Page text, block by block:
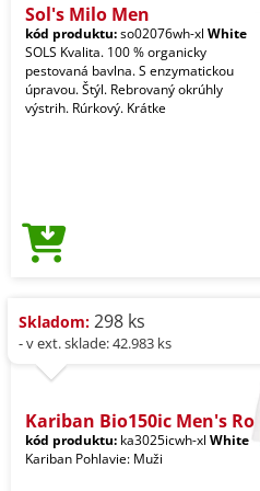
Sol's Milo Men
kód produktu:so02076wh-xl White
SOLS Kvalita. 100 % organicky
pestovaná bavlna. S enzymatickou
úpravou. Štýl. Rebrovaný okrúhly
výstrih. Rúrkový. Krátke
Skladom: 298 ks
- v ext. sklade: 42.983 ks
Kariban Bio150ic Men's Ro
kód produktu: ka3025icwh-xl White
Kariban Pohlavie: Muži